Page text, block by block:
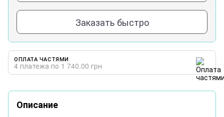
Заказать быстро
ОПЛАТА ЧАСТЯМИ
4 платежа по 1 740.00 грн
Описание